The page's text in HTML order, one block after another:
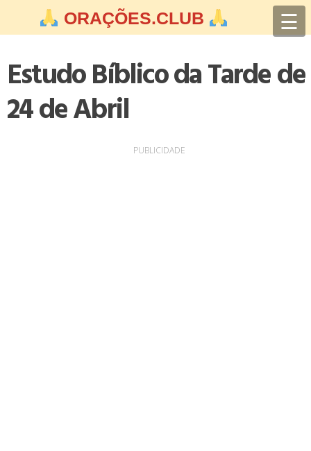
ORAÇÕES.CLUB ☰
Estudo Bíblico da Tarde de
24 de Abril
PUBLICIDADE